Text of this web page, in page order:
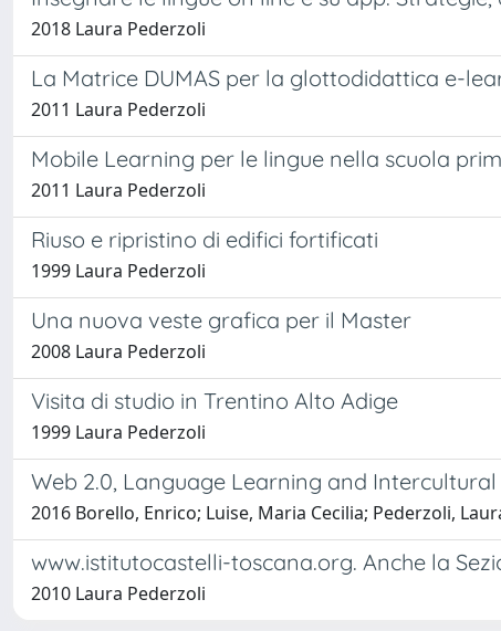
2018 Laura Pederzoli
La Matrice DUMAS per la glottodidattica e-
2011 Laura Pederzoli
Mobile Learning per le lingue nella scuola
2011 Laura Pederzoli
Riuso e ripristino di edifici fortificati
1999 Laura Pederzoli
Una nuova veste grafica per il Master
2008 Laura Pederzoli
Visita di studio in Trentino Alto Adige
1999 Laura Pederzoli
Web 2.0, Language Learning and
2016 Borello, Enrico; Luise, Maria Cecilia; Pederzoli,
www.istitutocastelli-toscana.org. Anche la
2010 Laura Pederzoli